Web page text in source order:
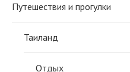
Путешествия и прогулки
Таиланд
Отдых